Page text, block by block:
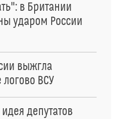
в Британии
ударом России
выжгла
ВСУ
депутатов